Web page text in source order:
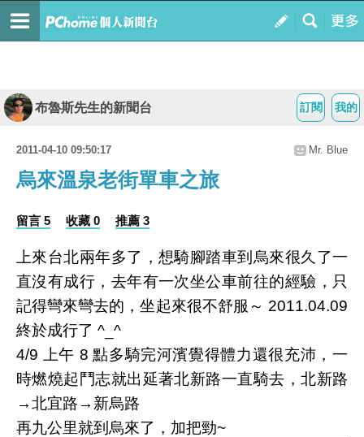
我的
訂閱
布魯斯先生的新聞台
2011-04-10 09:50:17 Mr. Blue
烏來溫泉老街單車之旅
留言 5 收藏 0 推薦 3
上來台北兩年多了，想騎腳踏車到烏來很久了一
直沒有成行，去年有一次坐公車前往的經驗，只
記得彎來彎去的，坐起來很不舒服～ 2011.04.09
終於成行了 ^_^
4/9 上午 8 點多騎完河濱覺得體力還很充沛，一
時燃燒起鬥志就出延著北新路一直騎去，北新路
→北宜路→新烏路
再九公里就到烏來了，加把勁~